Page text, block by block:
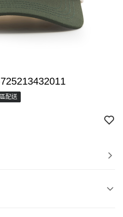
配送